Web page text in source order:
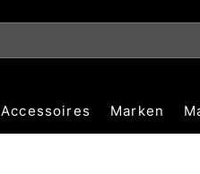
Accessoires Marken